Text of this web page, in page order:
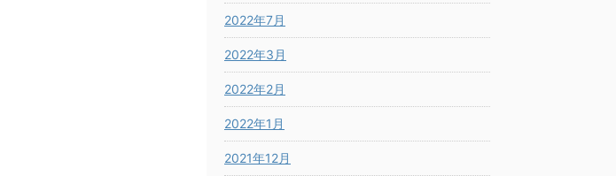
2022年7月
2022年3月
2022年2月
2022年1月
2021年12月